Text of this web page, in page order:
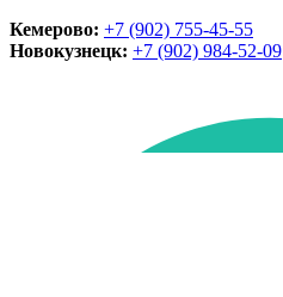
Кемерово: +7 (902) 755-45-55
Новокузнецк: +7 (902) 984-52-09